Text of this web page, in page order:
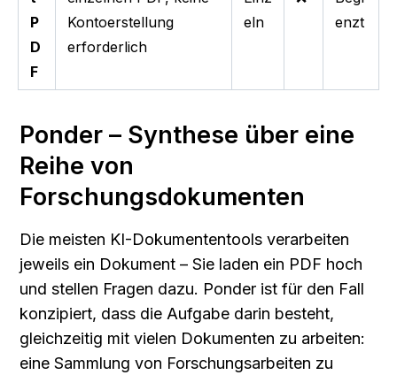
P
D
F
Kontoerstellung
erforderlich
eln
enzt
Ponder – Synthese über eine
Reihe von
Forschungsdokumenten
Die meisten KI-Dokumententools verarbeiten
jeweils ein Dokument – Sie laden ein PDF hoch
und stellen Fragen dazu. Ponder ist für den Fall
konzipiert, dass die Aufgabe darin besteht,
gleichzeitig mit vielen Dokumenten zu arbeiten:
eine Sammlung von Forschungsarbeiten zu